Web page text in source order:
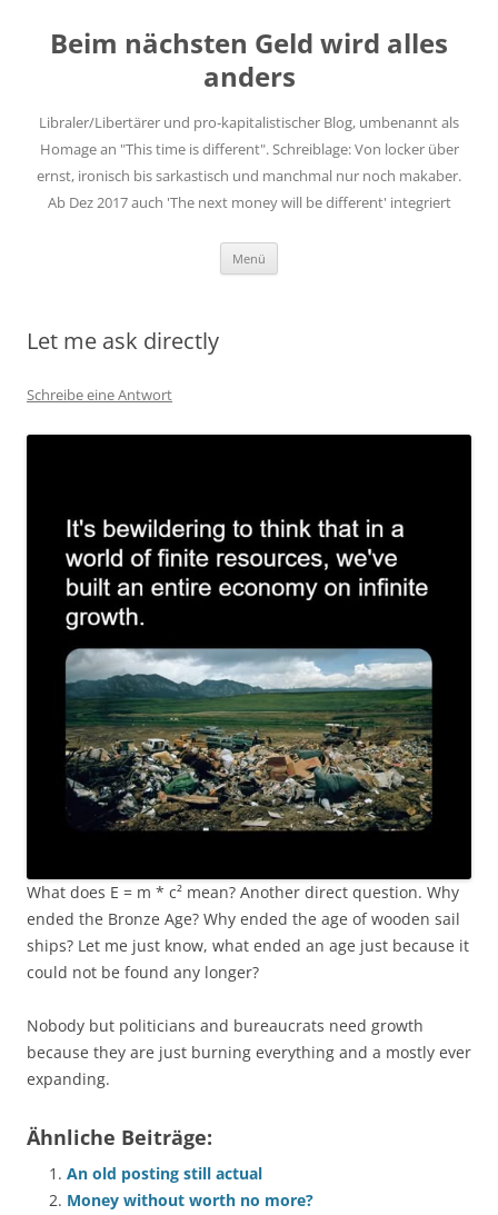
springen
Beim nächsten Geld wird alles
anders
Libraler/Libertärer und pro-kapitalistischer Blog, umbenannt als
Homage an "This time is different". Schreiblage: Von locker über
ernst, ironisch bis sarkastisch und manchmal nur noch makaber.
Ab Dez 2017 auch 'The next money will be different' integriert
Menü
Let me ask directly
Schreibe eine Antwort
What does E = m * c² mean? Another direct question. Why
ended the Bronze Age? Why ended the age of wooden sail
ships? Let me just know, what ended an age just because it
could not be found any longer?
Nobody but politicians and bureaucrats need growth
because they are just burning everything and a mostly ever
expanding.
Ähnliche Beiträge:
An old posting still actual
Money without worth no more?